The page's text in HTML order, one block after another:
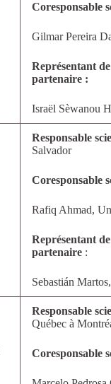
Coresponsable
Gilmar Pereira
Représentant
partenaire :
Israël Sèwanou
Responsable
Salvador
Coresponsable
Rafiq Ahmad,
Représentant
partenaire :
Sebastián
Responsable
Québec à
Coresponsable